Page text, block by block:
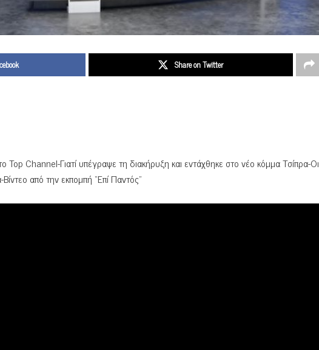
Share on Twitter
Channel-Γιατί υπέγραψε τη διακήρυξη και εντάχθηκε στο νέο κόμμα Τσίπρα-Οι
από την εκπομπή “Επί Παντός”